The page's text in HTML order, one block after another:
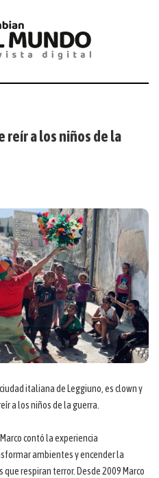
reír a los niños de la
italiana de Leggiuno, es clown y
a los niños de la guerra.
contó la experiencia
ambientes y encender la
respiran terror. Desde 2009 Marco